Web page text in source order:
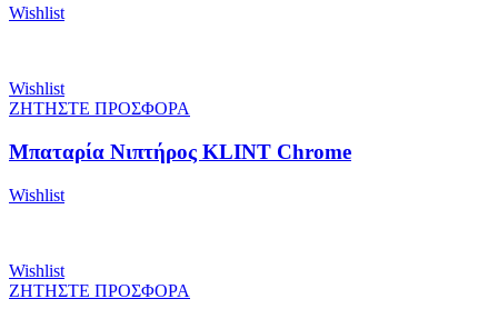
Wishlist
Wishlist
ΖΗΤΗΣΤΕ ΠΡΟΣΦΟΡΑ
Μπαταρία Νιπτήρος KLINT Chrome
Wishlist
Wishlist
ΖΗΤΗΣΤΕ ΠΡΟΣΦΟΡΑ